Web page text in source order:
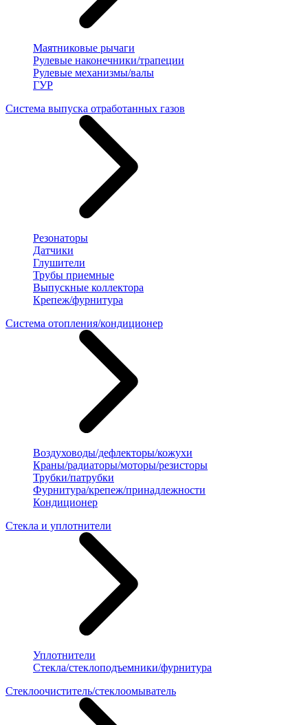
Маятниковые рычаги
Рулевые наконечники/трапеции
Рулевые механизмы/валы
ГУР
Система выпуска отработанных газов
Резонаторы
Датчики
Глушители
Трубы приемные
Выпускные коллектора
Крепеж/фурнитура
Система отопления/кондиционер
Воздуховоды/дефлекторы/кожухи
Краны/радиаторы/моторы/резисторы
Трубки/патрубки
Фурнитура/крепеж/принадлежности
Кондиционер
Стекла и уплотнители
Уплотнители
Стекла/стеклоподъемники/фурнитура
Стеклоочиститель/стеклоомыватель